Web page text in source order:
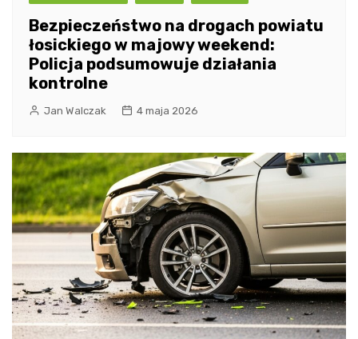
Bezpieczeństwo na drogach powiatu
łosickiego w majowy weekend:
Policja podsumowuje działania
kontrolne
Jan Walczak 4 maja 2026